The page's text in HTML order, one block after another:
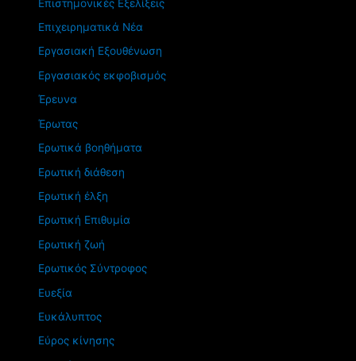
Επιστημονικές Εξελίξεις
Επιχειρηματικά Νέα
Εργασιακή Εξουθένωση
Εργασιακός εκφοβισμός
Έρευνα
Έρωτας
Ερωτικά βοηθήματα
Ερωτική διάθεση
Ερωτική έλξη
Ερωτική Επιθυμία
Ερωτική ζωή
Ερωτικός Σύντροφος
Ευεξία
Ευκάλυπτος
Εύρος κίνησης